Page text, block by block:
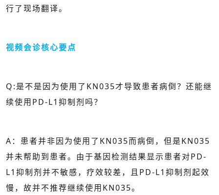
行了现场翻译。
视频会诊核心要点
Q:是不是因为使用了KN035才导致患者病倒？还能继
续使用PD-L1抑制剂吗？
A：患者并非因为使用了KN035而病倒，但是KN035
并未帮助到患者。由于基因检测结果显示患者对PD-
L1抑制剂并不敏感，疗效较差，且PD-L1抑制剂起效
慢，故并不推荐继续使用KN035。